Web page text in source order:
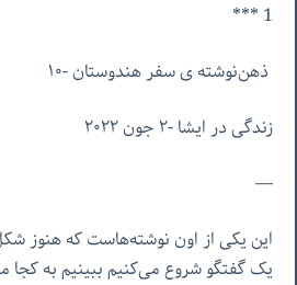
1 ***
ذهن‌نوشته ‌ی سفر هندوستان -١٠
زندگی در ایشا -٢ جون ٢٠٢٢
—
این یکی از اون نوشته‌هاست که هنوز
یک گفتگو شروع می‌کنیم ببینیم به کجا